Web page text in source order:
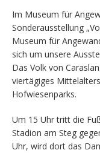
Im Museum für
Sonderausstellung
Museum für
sich um unsere
Das Volk von
viertägiges
Hofwiesenparks.
Um 15 Uhr tritt die
Stadion am Steg
Uhr, wird dort das